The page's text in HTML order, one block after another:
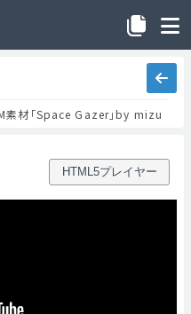
素材「Space Gazer」by mizu
HTML5プレイヤー